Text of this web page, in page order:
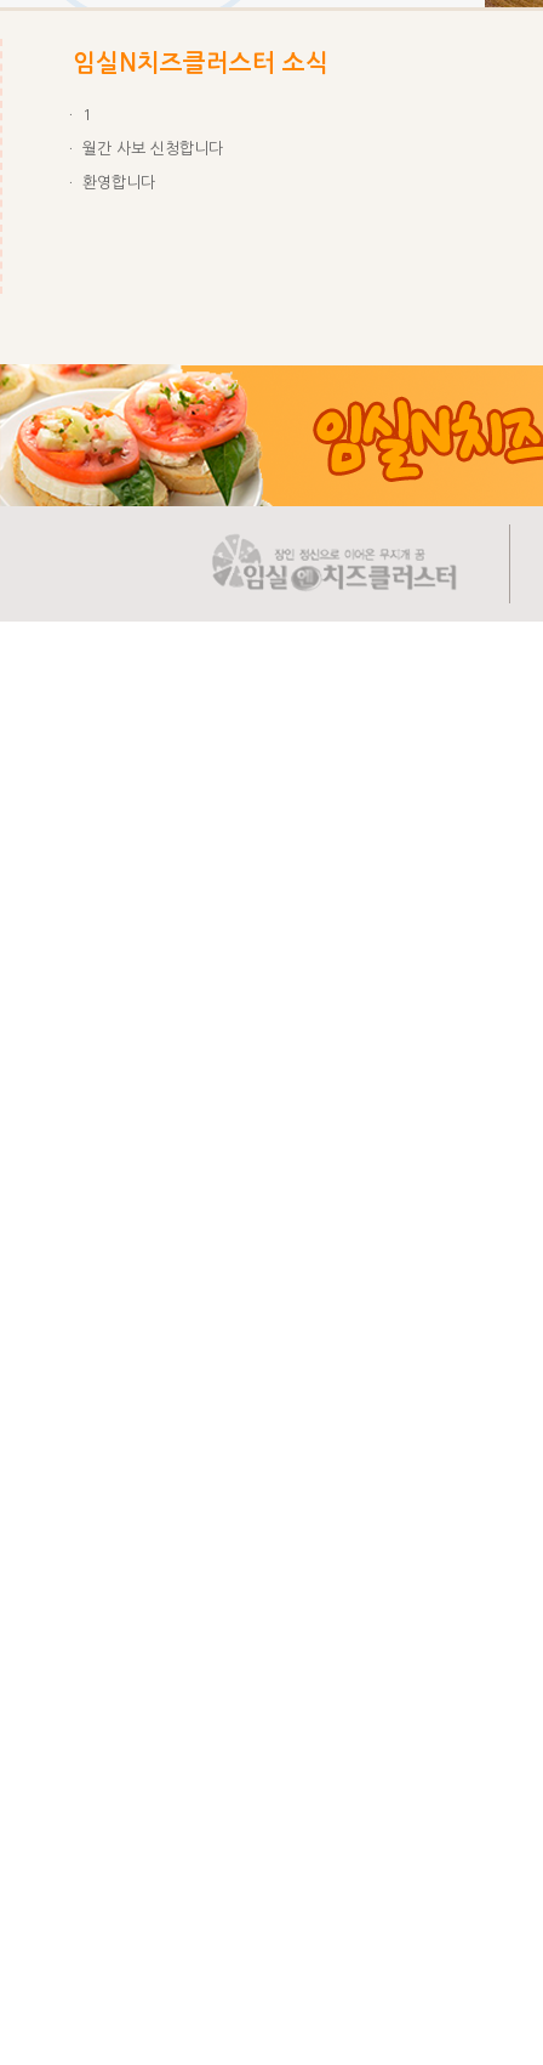
임실N치즈클러스터 소식
ㆍ 1
ㆍ 월간 사보 신청합니다
ㆍ 환영합니다